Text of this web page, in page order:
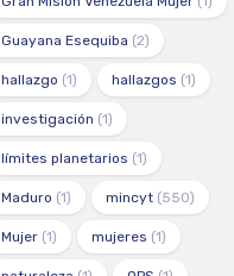
Guayana Esequiba (2)
hallazgo (1) hallazgos (1)
investigación (1)
límites planetarios (1)
Maduro (1) mincyt (550)
Mujer (1) mujeres (1)